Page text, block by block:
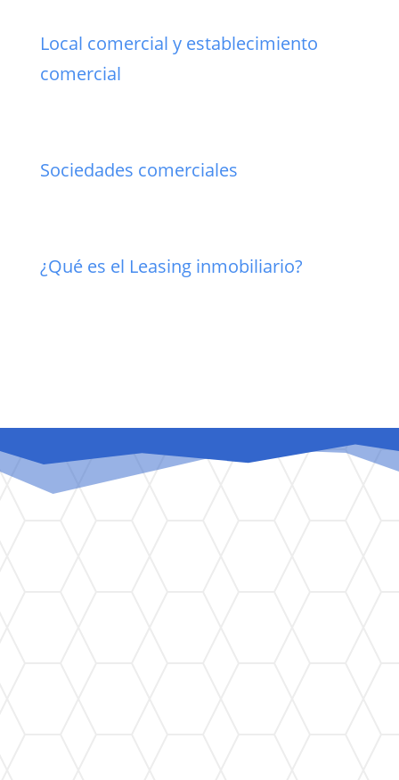
Local comercial y establecimiento
comercial
Sociedades comerciales
¿Qué es el Leasing inmobiliario?